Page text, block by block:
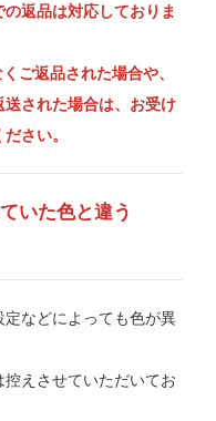
返品は対応しておりま
ご返品された場合や、
された場合は、お受け
さい。
いた色と違う
などによっても色が異
えさせていただいてお